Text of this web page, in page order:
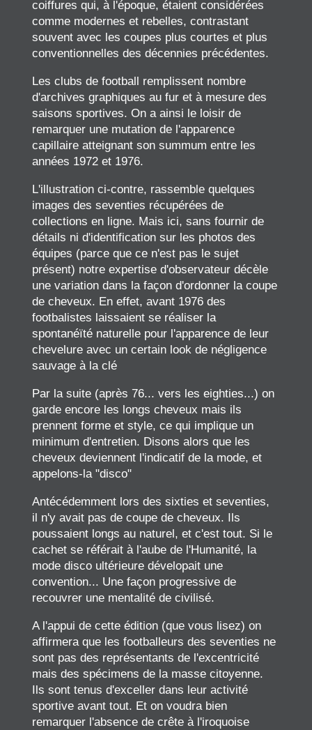
coiffures qui, à l'époque, étaient considérées
comme modernes et rebelles, contrastant
souvent avec les coupes plus courtes et plus
conventionnelles des décennies précédentes.
Les clubs de football remplissent nombre
d'archives graphiques au fur et à mesure des
saisons sportives. On a ainsi le loisir de
remarquer une mutation de l'apparence
capillaire atteignant son summum entre les
années 1972 et 1976.
L'illustration ci-contre, rassemble quelques
images des seventies récupérées de
collections en ligne. Mais ici, sans fournir de
détails ni d'identification sur les photos des
équipes (parce que ce n'est pas le sujet
présent) notre expertise d'observateur décèle
une variation dans la façon d'ordonner la coupe
de cheveux. En effet, avant 1976 des
footbalistes laissaient se réaliser la
spontanéïté naturelle pour l'apparence de leur
chevelure avec un certain look de négligence
sauvage à la clé
Par la suite (après 76... vers les eighties...) on
garde encore les longs cheveux mais ils
prennent forme et style, ce qui implique un
minimum d'entretien. Disons alors que les
cheveux deviennent l'indicatif de la mode, et
appelons-la "disco"
Antécédemment lors des sixties et seventies,
il n'y avait pas de coupe de cheveux. Ils
poussaient longs au naturel, et c'est tout. Si le
cachet se référait à l'aube de l'Humanité, la
mode disco ultérieure dévelopait une
convention... Une façon progressive de
recouvrer une mentalité de civilisé.
A l'appui de cette édition (que vous lisez) on
affirmera que les footballeurs des seventies ne
sont pas des représentants de l'excentricité
mais des spécimens de la masse citoyenne.
Ils sont tenus d'exceller dans leur activité
sportive avant tout. Et on voudra bien
remarquer l'absence de crête à l'iroquoise